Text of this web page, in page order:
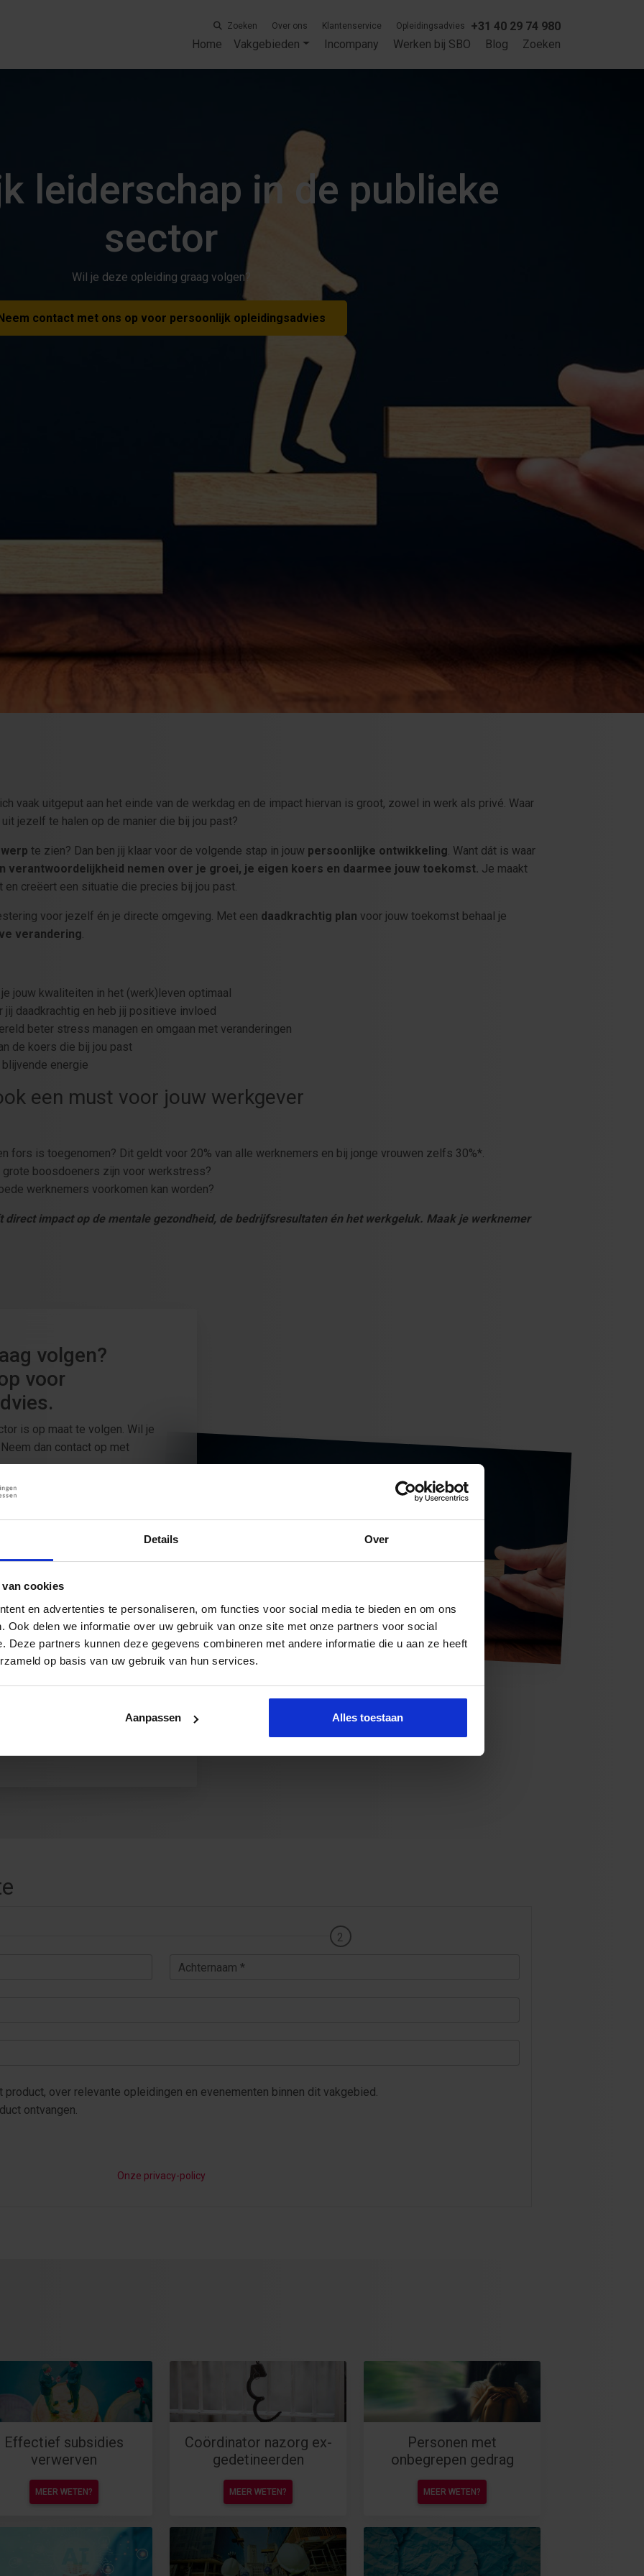
Details Over
cookies
en advertenties te personaliseren, om functies voor social media te bieden en om ons
Ook delen we informatie over uw gebruik van onze site met onze partners voor social
Deze partners kunnen deze gegevens combineren met andere informatie die u aan ze heeft
op basis van uw gebruik van hun services.
Aanpassen Alles toestaan
Zoeken Over ons Klantenservice Opleidingsadvies
+31 40 29 74 980
Home
Vakgebieden Incompany Werken bij SBO Blog Zoeken
leiderschap in de publieke
sector
Wil je deze opleiding graag volgen?
contact met ons op voor persoonlijk opleidingsadvies
vaak uitgeput aan het einde van de werkdag en de impact hiervan is groot, zowel in werk als privé. Waar
jezelf te halen op de manier die bij jou past?
te zien? Dan ben jij klaar voor de volgende stap in jouw persoonlijke ontwikkeling. Want dát is waar
verantwoordelijkheid nemen over je groei, je eigen koers en daarmee jouw toekomst. Je maakt
creëert een situatie die precies bij jou past.
voor jezelf én je directe omgeving. Met een daadkrachtig plan voor jouw toekomst behaal je
verandering.
jouw kwaliteiten in het (werk)leven optimaal
jij daadkrachtig en heb jij positieve invloed
beter stress managen en omgaan met veranderingen
de koers die bij jou past
energie
een must voor jouw werkgever
fors is toegenomen? Dit geldt voor 20% van alle werknemers en bij jonge vrouwen zelfs 30%*.
grote boosdoeners zijn voor werkstress?
werknemers voorkomen kan worden?
impact op de mentale gezondheid, de bedrijfsresultaten én het werkgeluk. Maak je werknemer
volgen?
voor
is op maat te volgen. Wil je
dan contact op met
Klik op
mogelijk voor
Achternaam *
over dit product, over relevante opleidingen en evenementen binnen dit vakgebied.
Ik wil alleen informatie over dit product ontvangen.
Onze privacy-policy
Effectief subsidies
verwerven
MEER WETEN?
Coördinator nazorg ex-
gedetineerden
MEER WETEN?
Personen met
onbegrepen gedrag
MEER WETEN?